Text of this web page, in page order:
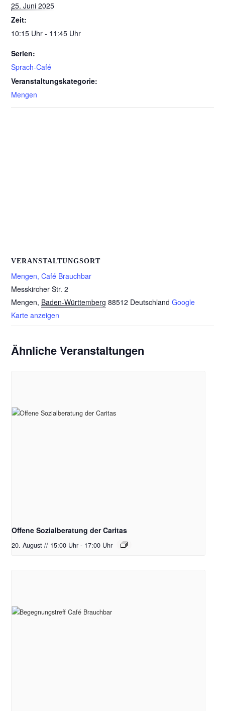
25. Juni 2025
Zeit:
10:15 Uhr - 11:45 Uhr
Serien:
Sprach-Café
Veranstaltungskategorie:
Mengen
VERANSTALTUNGSORT
Mengen, Café Brauchbar
Messkircher Str. 2
Mengen, Baden-Württemberg 88512 Deutschland Google
Karte anzeigen
Ähnliche Veranstaltungen
Offene Sozialberatung der Caritas
20. August // 15:00 Uhr - 17:00 Uhr